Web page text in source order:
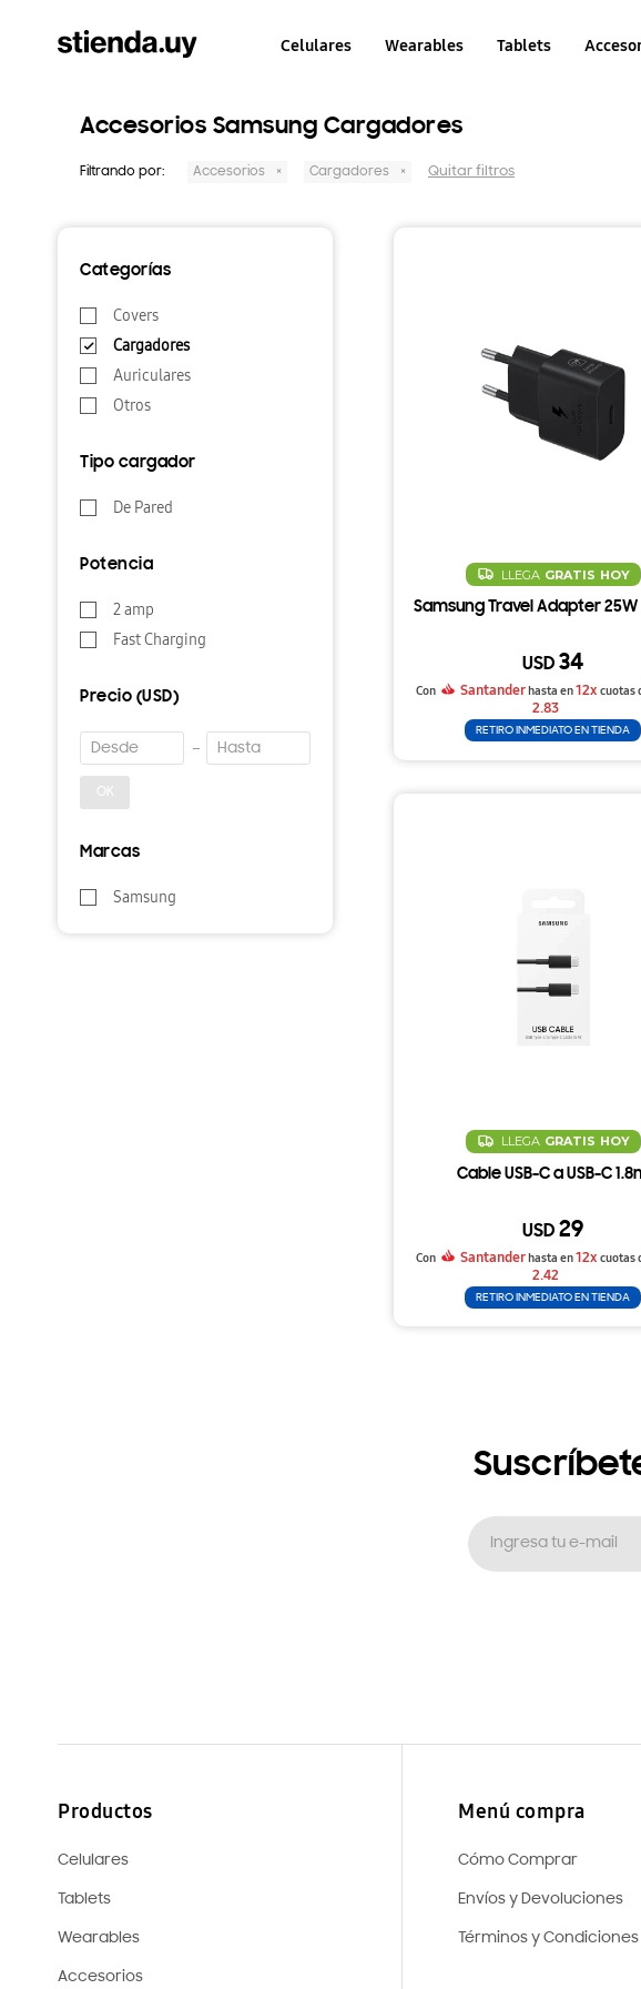
Celulares Wearables Tablets
Accesorios Samsung Cargadores
Filtrando por: Accesorios Cargadores Quitar filtros
LLEGA GRATIS HOY
Samsung Travel Adapter 25W
USD 34
Con Santander hasta en12x cuotas
2.83
RETIRO INMEDIATO EN TIENDA
LLEGA GRATIS HOY
Cable USB-C a USB-C
USD 29
Con Santanderhasta en12x cuotas
2.42
RETIRO INMEDIATO EN TIENDA
Categorías
Covers
Cargadores
Auriculares
Otros
Tipo cargador
De Pared
Potencia
2 amp
Fast Charging
Precio (USD)
OK
Marcas
Samsung
Menú compra
Cómo Comprar
Envíos y Devoluciones
Términos y Condiciones
Productos
Celulares
Tablets
Wearables
Accesorios